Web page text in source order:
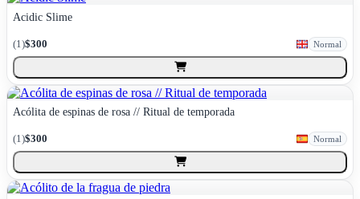
Acidic Slime
(1)$300 Normal
Acólita de espinas de rosa // Ritual de temporada
(1)$300 Normal